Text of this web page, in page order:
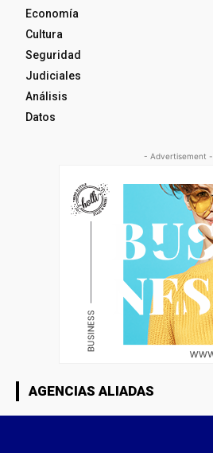
Economía
Cultura
Seguridad
Judiciales
Análisis
Datos
- Advertisement -
AGENCIAS ALIADAS